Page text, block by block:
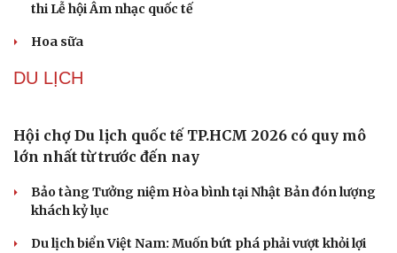
thi Lễ hội Âm nhạc quốc tế
Hoa sữa
DU LỊCH
Hội chợ Du lịch quốc tế TP.HCM 2026 có quy mô
lớn nhất từ trước đến nay
Bảo tàng Tưởng niệm Hòa bình tại Nhật Bản đón lượng
khách kỷ lục
Du lịch biển Việt Nam: Muốn bứt phá phải vượt khỏi lợi